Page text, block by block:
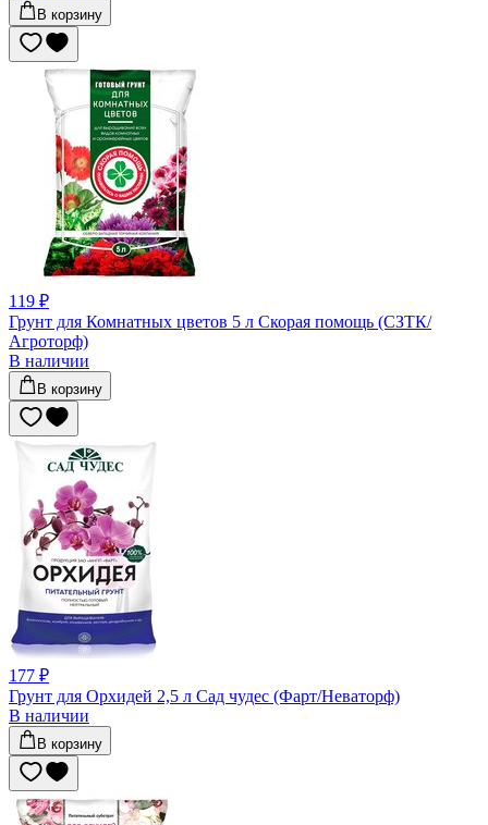
В корзину
119 ₽
Грунт для Комнатных цветов 5 л Скорая помощь (СЗТК/
Агроторф)
В наличии
В корзину
177 ₽
Грунт для Орхидей 2,5 л Сад чудес (Фарт/Неваторф)
В наличии
В корзину